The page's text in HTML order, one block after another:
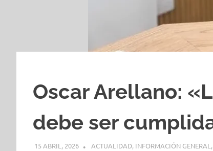
Oscar Arellano:
debe ser
15 ABRIL, 2026 H P
ACTUALIDAD, INFORMACIÓN GENERAL ,